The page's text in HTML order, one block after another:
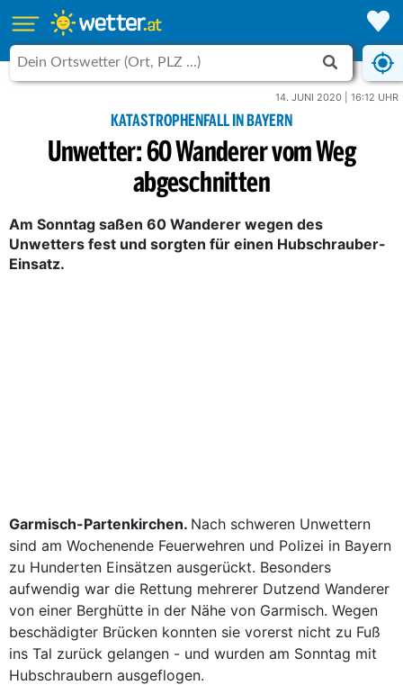
14. JUNI 2020 | 16:12 UHR
KATASTROPHENFALL IN BAYERN
Unwetter: 60 Wanderer vom Weg
abgeschnitten
Am Sonntag saßen 60 Wanderer wegen des
Unwetters fest und sorgten für einen Hubschrauber-
Einsatz.
Garmisch-Partenkirchen. Nach schweren Unwettern
sind am Wochenende Feuerwehren und Polizei in Bayern
zu Hunderten Einsätzen ausgerückt. Besonders
aufwendig war die Rettung mehrerer Dutzend Wanderer
von einer Berghütte in der Nähe von Garmisch. Wegen
beschädigter Brücken konnten sie vorerst nicht zu Fuß
ins Tal zurück gelangen - und wurden am Sonntag mit
Hubschraubern ausgeflogen.